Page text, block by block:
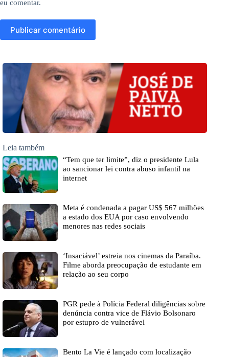
eu comentar.
Publicar comentário
Leia também
“Tem que ter limite”, diz o presidente Lula
ao sancionar lei contra abuso infantil na
internet
Meta é condenada a pagar US$ 567 milhões
a estado dos EUA por caso envolvendo
menores nas redes sociais
‘Insaciável’ estreia nos cinemas da Paraíba.
Filme aborda preocupação de estudante em
relação ao seu corpo
PGR pede à Polícia Federal diligências sobre
denúncia contra vice de Flávio Bolsonaro
por estupro de vulnerável
Bento La Vie é lançado com localização